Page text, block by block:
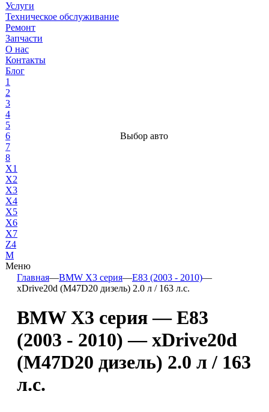
Услуги
Техническое обслуживание
Ремонт
Запчасти
О нас
Контакты
Блог
1
2
3
4
5
6
7
8
X1
X2
X3
X4
X5
X6
X7
Z4
М
Меню
Выбор авто
Главная—BMW X3 серия—E83 (2003 - 2010)—
xDrive20d (M47D20 дизель) 2.0 л / 163 л.с.
BMW X3 серия — E83
(2003 - 2010) — xDrive20d
(M47D20 дизель) 2.0 л / 163
л.с.